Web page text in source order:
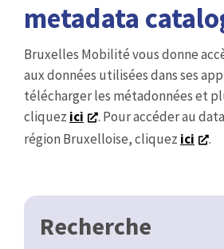
metadata
Bruxelles Mobilité vous donne
aux données utilisées dans ses
télécharger les métadonnées et
cliquez ici
. Pour accéder au
région Bruxelloise, cliquez ici .
Recherche